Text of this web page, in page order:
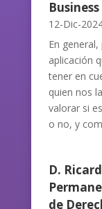
12-Dic-
En
aplicación
tener en
quien nos
valorar si
o no, y
D.
de